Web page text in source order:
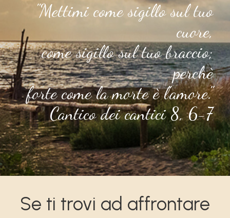
"Mettimi come sigillo sul tuo
cuore,
come sigillo sul tuo braccio;
perchè
forte come la morte è l'amore."
Cantico dei cantici 8, 6-7
Se ti trovi ad affrontare